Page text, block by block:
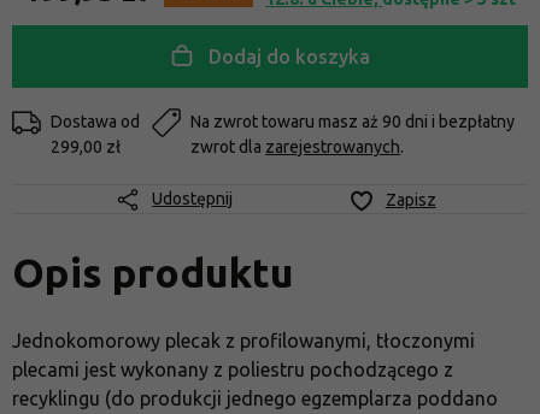
Dodaj do koszyka
Dostawa od
299,00 zł
Na zwrot towaru masz aż 90 dni i bezpłatny
zwrot dla zarejestrowanych.
Udostępnij Zapisz
Opis produktu
Jednokomorowy plecak z profilowanymi, tłoczonymi
plecami jest wykonany z poliestru pochodzącego z
recyklingu (do produkcji jednego egzemplarza poddano